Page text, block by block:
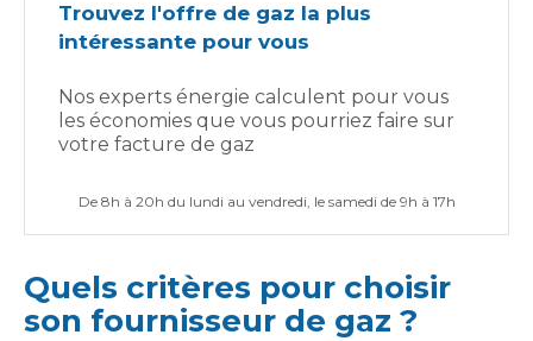
Trouvez l'offre de gaz la plus
intéressante pour vous
Nos experts énergie calculent pour vous
les économies que vous pourriez faire sur
votre facture de gaz
De 8h à 20h du lundi au vendredi, le samedi de 9h à 17h
Quels critères pour choisir
son fournisseur de gaz ?